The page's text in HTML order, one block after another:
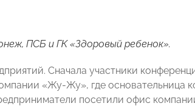
ПСБ и ГК «Здоровый ребенок».
Сначала участники
«Жу-Жу», где основательница
посетили офис